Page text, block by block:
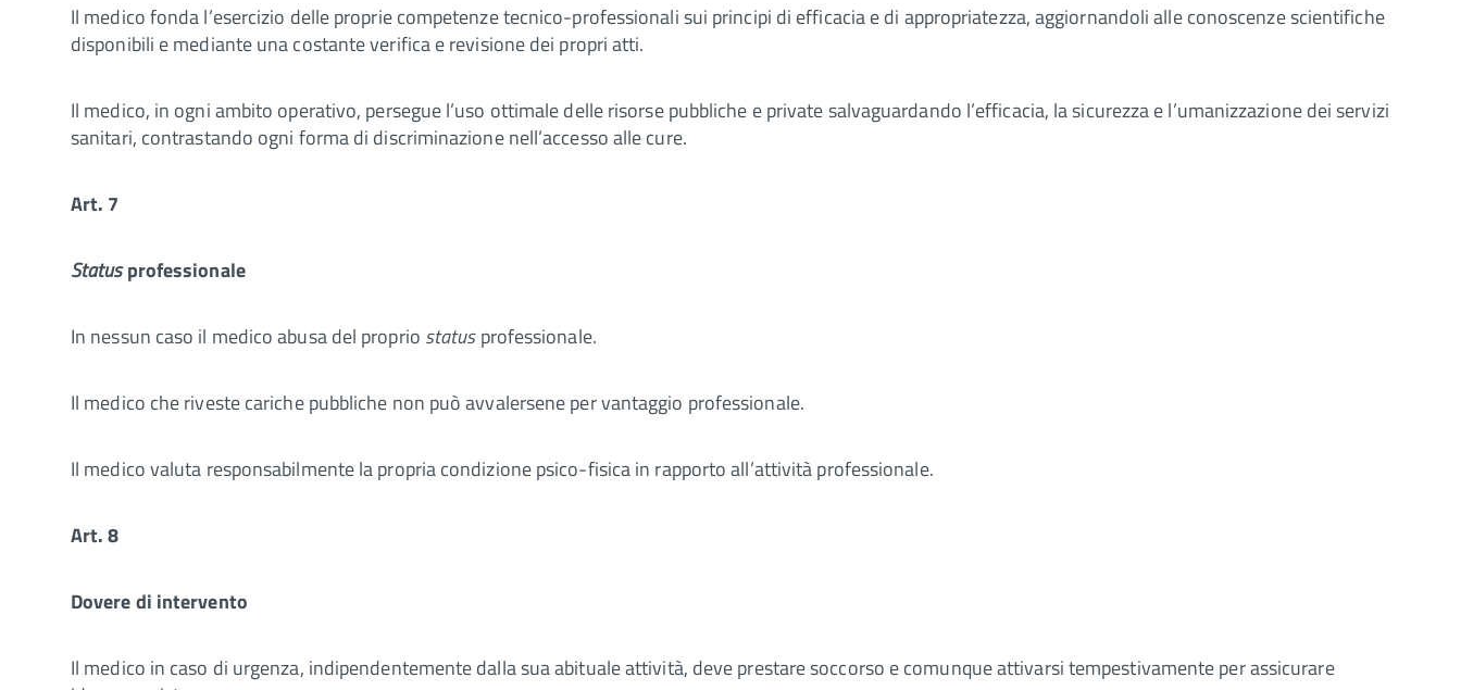
Il medico fonda l’esercizio delle proprie competenze tecnico-professionali sui principi di efficacia e di appropriatezza, aggiornandoli alle conoscenze scientifiche
disponibili e mediante una costante verifica e revisione dei propri atti.
Il medico, in ogni ambito operativo, persegue l’uso ottimale delle risorse pubbliche e private salvaguardando l’efficacia, la sicurezza e l’umanizzazione dei servizi
sanitari, contrastando ogni forma di discriminazione nell’accesso alle cure.
Art. 7
Statusprofessionale
In nessun caso il medico abusa del proprio statusprofessionale.
Il medico che riveste cariche pubbliche non può avvalersene per vantaggio professionale.
Il medico valuta responsabilmente la propria condizione psico-fisica in rapporto all’attività professionale.
Art. 8
Dovere di intervento
Il medico in caso di urgenza, indipendentemente dalla sua abituale attività, deve prestare soccorso e comunque attivarsi tempestivamente per assicurare